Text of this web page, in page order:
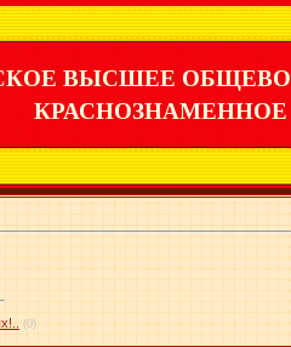
ВЫСШЕЕ
(0)